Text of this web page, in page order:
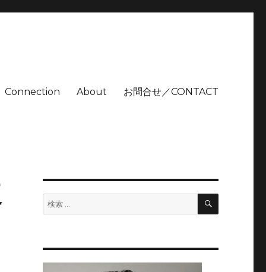
Connection About お問合せ／CONTACT
検
索:
検